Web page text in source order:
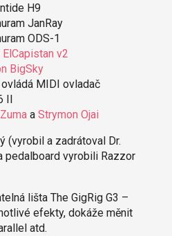
H9
JanRay
ODS-1
v2
BigSky
MIDI ovladač
II
a Strymon Ojai
(vyrobil a zadrátoval Dr.
pedalboard vyrobili Razzor
lišta The GigRig G3 –
efekty, dokáže měnit
atd.